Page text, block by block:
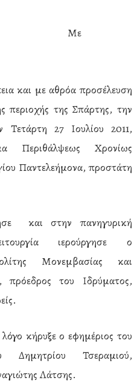
Με
και με αθρόα προσέλευση
περιοχής της Σπάρτης, την
Τετάρτη 27 Ιουλίου 2011,
Περιθάλψεως Χρονίως
Παντελεήμονα, προστάτη
και στην πανηγυρική
ιερούργησε ο
Μονεμβασίας και
του Ιδρύματος,
κήρυξε ο εφημέριος του
Τσεραμιού,
Λάτσης.